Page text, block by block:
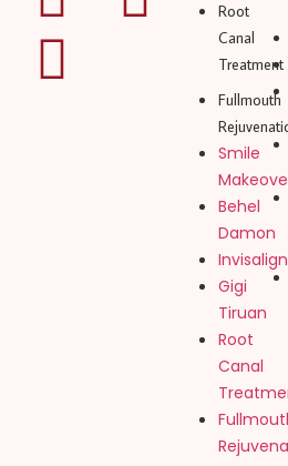
Root
Canal
Treatment
Fullmouth
Smile
Behel
Damon
Invisalign
Gigi
Tiruan
Root
Canal